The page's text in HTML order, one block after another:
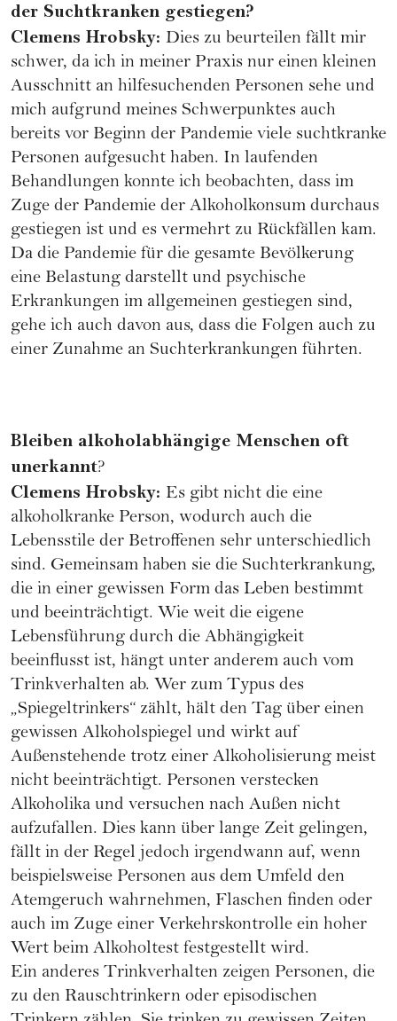
der Suchtkranken gestiegen?
Clemens Hrobsky: Dies zu beurteilen fällt mir
schwer, da ich in meiner Praxis nur einen kleinen
Ausschnitt an hilfesuchenden Personen sehe und
mich aufgrund meines Schwerpunktes auch
bereits vor Beginn der Pandemie viele suchtkranke
Personen aufgesucht haben. In laufenden
Behandlungen konnte ich beobachten, dass im
Zuge der Pandemie der Alkoholkonsum durchaus
gestiegen ist und es vermehrt zu Rückfällen kam.
Da die Pandemie für die gesamte Bevölkerung
eine Belastung darstellt und psychische
Erkrankungen im allgemeinen gestiegen sind,
gehe ich auch davon aus, dass die Folgen auch zu
einer Zunahme an Suchterkrankungen führten.
Bleiben alkoholabhängige Menschen oft
unerkannt?
Clemens Hrobsky: Es gibt nicht die eine
alkoholkranke Person, wodurch auch die
Lebensstile der Betroffenen sehr unterschiedlich
sind. Gemeinsam haben sie die Suchterkrankung,
die in einer gewissen Form das Leben bestimmt
und beeinträchtigt. Wie weit die eigene
Lebensführung durch die Abhängigkeit
beeinflusst ist, hängt unter anderem auch vom
Trinkverhalten ab. Wer zum Typus des
„Spiegeltrinkers“ zählt, hält den Tag über einen
gewissen Alkoholspiegel und wirkt auf
Außenstehende trotz einer Alkoholisierung meist
nicht beeinträchtigt. Personen verstecken
Alkoholika und versuchen nach Außen nicht
aufzufallen. Dies kann über lange Zeit gelingen,
fällt in der Regel jedoch irgendwann auf, wenn
beispielsweise Personen aus dem Umfeld den
Atemgeruch wahrnehmen, Flaschen finden oder
auch im Zuge einer Verkehrskontrolle ein hoher
Wert beim Alkoholtest festgestellt wird.
Ein anderes Trinkverhalten zeigen Personen, die
zu den Rauschtrinkern oder episodischen